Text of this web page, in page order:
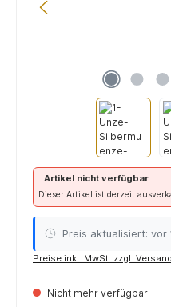
Artikel nicht verfügbar
Dieser Artikel ist derzeit
Preis aktualisiert: vor
Preise inkl. MwSt. zzgl.
Nicht mehr verfügbar